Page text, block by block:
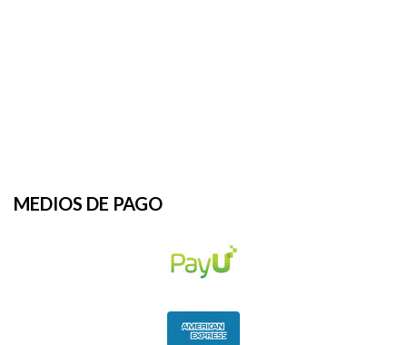
MEDIOS DE PAGO